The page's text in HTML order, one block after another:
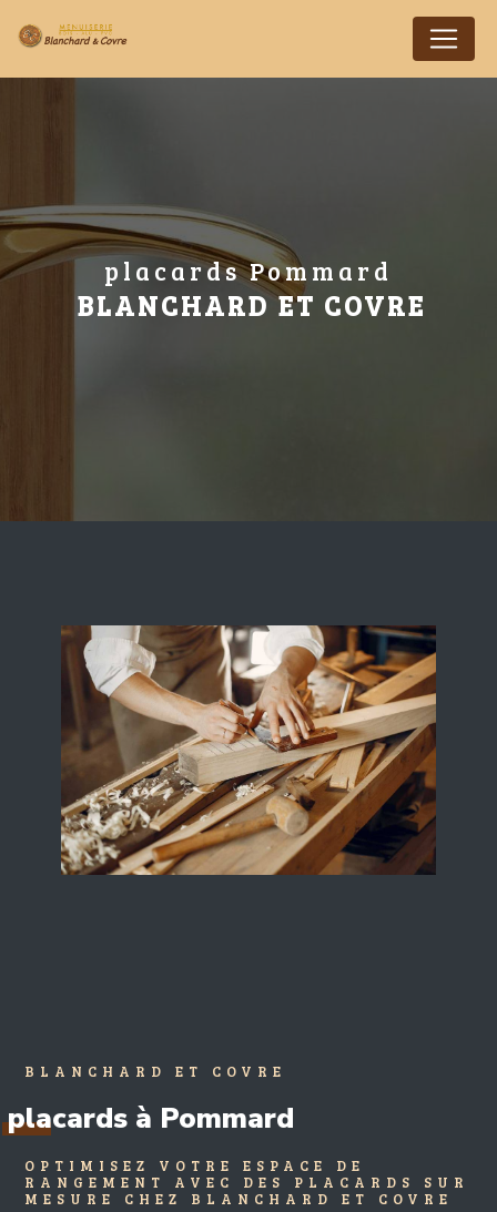
placards Pommard
BLANCHARD ET COVRE
BLANCHARD ET COVRE
placards à Pommard
OPTIMISEZ VOTRE ESPACE DE
RANGEMENT AVEC DES PLACARDS SUR
MESURE CHEZ BLANCHARD ET COVRE